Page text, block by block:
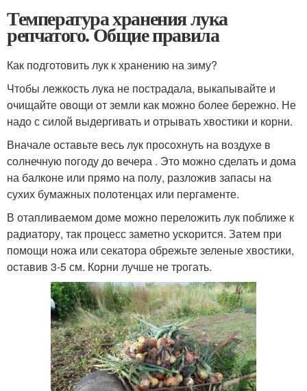
Температура хранения лука
репчатого. Общие правила
Как подготовить лук к хранению на зиму?
Чтобы лежкость лука не пострадала, выкапывайте и
очищайте овощи от земли как можно более бережно. Не
надо с силой выдергивать и отрывать хвостики и корни.
Вначале оставьте весь лук просохнуть на воздухе в
солнечную погоду до вечера . Это можно сделать и дома
на балконе или прямо на полу, разложив запасы на
сухих бумажных полотенцах или пергаменте.
В отапливаемом доме можно переложить лук поближе к
радиатору, так процесс заметно ускорится. Затем при
помощи ножа или секатора обрежьте зеленые хвостики,
оставив 3-5 см. Корни лучше не трогать.